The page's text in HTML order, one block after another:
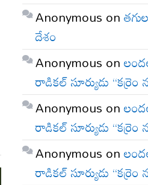
Anonymous on
దేశం
Anonymous on
రాడికల్ సూర్యుడు “కర్రెం
Anonymous on
రాడికల్ సూర్యుడు “కర్రెం
Anonymous on
రాడికల్ సూర్యుడు “కర్రెం